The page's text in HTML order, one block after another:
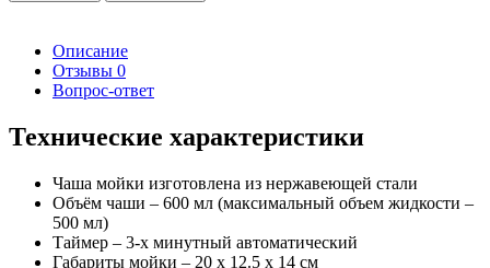
Описание
Отзывы 0
Вопрос-ответ
Технические характеристики
Чаша мойки изготовлена из нержавеющей стали
Объём чаши – 600 мл (максимальный объем жидкости –
500 мл)
Таймер – 3-х минутный автоматический
Габариты мойки – 20 х 12.5 х 14 см